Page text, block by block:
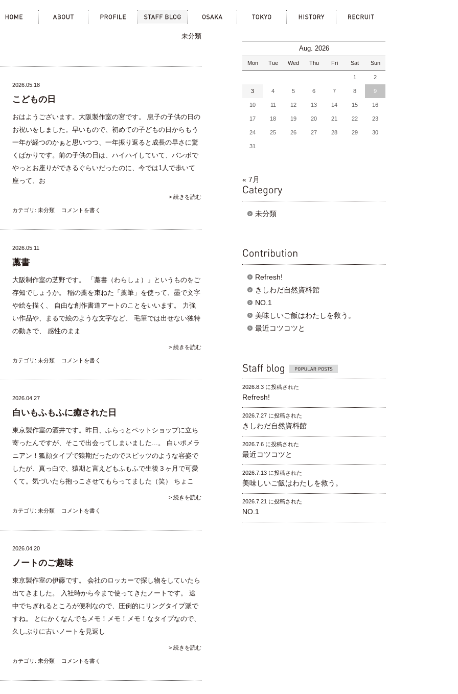
未分類
2026.05.18
こどもの日
おはようございます。大阪製作室の宮です。 息子の子供の日の
お祝いをしました。早いもので、初めての子どもの日からもう
一年が経つのかぁと思いつつ、一年振り返ると成長の早さに驚
くばかりです。前の子供の日は、ハイハイしていて、バンボで
やっとお座りができるぐらいだったのに、今では1人で歩いて
座って、お
> 続きを読む
カテゴリ: 未分類 コメントを書く
2026.05.11
藁書
大阪制作室の芝野です。 「藁書（わらしょ）」というものをご
存知でしょうか。 稲の藁を束ねた「藁筆」を使って、墨で文字
や絵を描く、 自由な創作書道アートのことをいいます。 力強
い作品や、まるで絵のような文字など、 毛筆では出せない独特
の動きで、 感性のまま
> 続きを読む
カテゴリ: 未分類 コメントを書く
2026.04.27
白いもふもふに癒された日
東京製作室の酒井です。昨日、ふらっとペットショップに立ち
寄ったんですが、そこで出会ってしまいました...。 白いポメラ
ニアン！狐顔タイプで猿期だったのでスピッツのような容姿で
したが、真っ白で、猿期と言えどもふもふで生後３ヶ月で可愛
くて。気づいたら抱っこさせてもらってました（笑） ちょこ
> 続きを読む
カテゴリ: 未分類 コメントを書く
2026.04.20
ノートのご趣味
東京製作室の伊藤です。 会社のロッカーで探し物をしていたら
出てきました。 入社時から今まで使ってきたノートです。 途
中でちぎれるところが便利なので、圧倒的にリングタイプ派で
すね。 とにかくなんでもメモ！メモ！メモ！なタイプなので、
久しぶりに古いノートを見返し
> 続きを読む
カテゴリ: 未分類 コメントを書く
Aug. 2026
Mon Tue Wed Thu Fri Sat Sun
1 2
3 4 5 6 7 8 9
10 11 12 13 14 15 16
17 18 19 20 21 22 23
24 25 26 27 28 29 30
31
« 7月
未分類
Refresh!
きしわだ自然資料館
NO.1
美味しいご飯はわたしを救う。
最近コツコツと
Popular posts
2026.8.3 に投稿された
Refresh!
2026.7.27 に投稿された
きしわだ自然資料館
2026.7.6 に投稿された
最近コツコツと
2026.7.13 に投稿された
美味しいご飯はわたしを救う。
2026.7.21 に投稿された
NO.1